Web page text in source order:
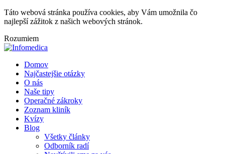
Táto webová stránka používa cookies, aby Vám umožnila čo
najlepší zážitok z našich webových stránok.
Rozumiem
Domov
Najčastejšie otázky
O nás
Naše tipy
Operačné zákroky
Zoznam kliník
Kvízy
Blog
Všetky články
Odborník radí